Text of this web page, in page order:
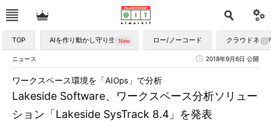
TOP AIを作り動かし守り生かす ロー/ノーコード クラウドネイ
ニュース 2018年9月6日 公開
Lakeside Software、ワークスペース分析ソリュー
ション「Lakeside SysTrack 8.4」を発表
ワークスペース環境を「AIOps」で分析